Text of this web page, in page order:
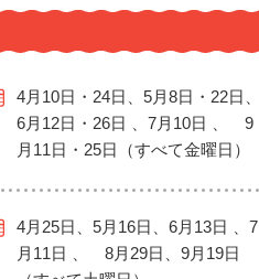
4月10日・24日、5月8日・22日、
6月12日・26日 、7月10日 、 9
月11日・25日（すべて金曜日）
4月25日、5月16日、6月13日 、7
月11日 、 8月29日、9月19日